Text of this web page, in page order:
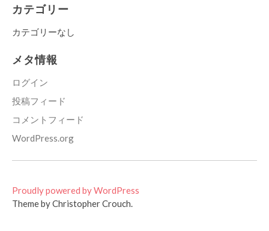
カテゴリー
カテゴリーなし
メタ情報
ログイン
投稿フィード
コメントフィード
WordPress.org
Proudly powered by WordPress
Theme by Christopher Crouch.